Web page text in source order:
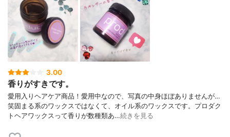
3.00
香りがすきです。
愛用入りヘアケア商品！愛用中なので、写真の中身ほぼありませんが…
笑固まる系のワックスではなくて、オイル系のワックスです。プロダク
トヘアワックスって香りが数種類あ…続きを見る